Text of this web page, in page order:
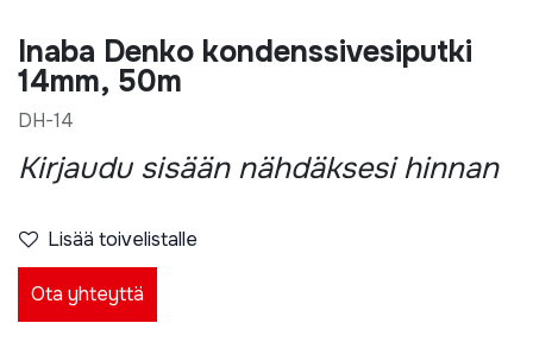
Inaba Denko kondenssivesiputki
14mm, 50m
DH-14
Kirjaudu sisään nähdäksesi hinnan
Lisää toivelistalle
Ota yhteyttä